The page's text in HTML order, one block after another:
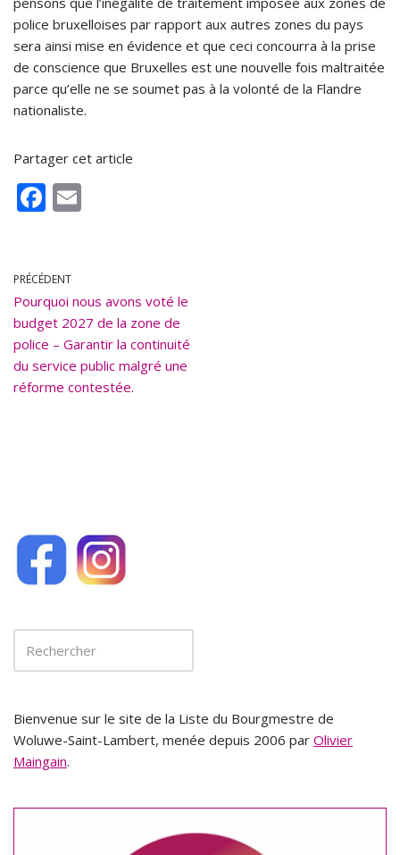
police bruxelloises par rapport aux autres zones du pays
sera ainsi mise en évidence et que ceci concourra à la prise
de conscience que Bruxelles est une nouvelle fois maltraitée
parce qu’elle ne se soumet pas à la volonté de la Flandre
nationaliste.
Partager cet article
F
b
o
o
k
PRÉCÉDENT
Pourquoi nous avons voté le
budget 2027 de la zone de
police – Garantir la continuité
du service public malgré une
réforme contestée.
Bienvenue sur le site de la Liste du Bourgmestre de
Woluwe-Saint-Lambert, menée depuis 2006 par Olivier
Maingain.